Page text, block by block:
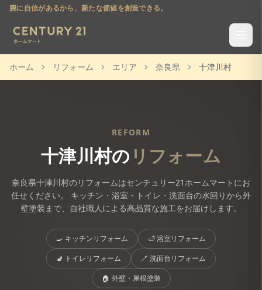
腕に自信があるから、新たな価値を創造できる。
ホーム リフォーム エリア 奈良県 十津川村
REFORM
十津川村の リフォーム
奈良県十津川村のリフォームはセンチュリー21ホームマートにお
任せください。 キッチン・浴室・トイレ・洗面台の水回りから外
壁塗装まで、自社職人による高品質な施工をお届けします。
🍳 キッチンリフォーム 🛁浴室リフォーム
🚽 トイレリフォーム 🪥 洗面台リフォーム
🏠 外壁・屋根塗装